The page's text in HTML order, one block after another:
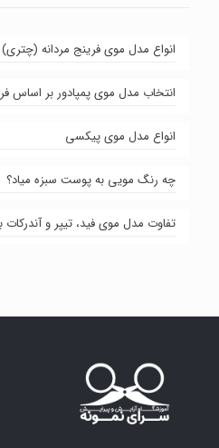
انواع مدل موی فرینج مردانه (چتری)
انتخاب مدل موی پمپادور بر
انواع مدل موی پیکسی
چه رنگ مویی به پوست سبزه میاد؟
تفاوت مدل موی فید، تیپر و آندرکات